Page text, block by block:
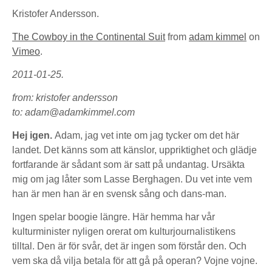
Kristofer Andersson.
The Cowboy in the Continental Suitfrom adam kimmel on
Vimeo.
2011-01-25.
from: kristofer andersson
to: adam@adamkimmel.com
Hej igen. Adam, jag vet inte om jag tycker om det här
landet. Det känns som att känslor, uppriktighet och glädje
fortfarande är sådant som är satt på undantag. Ursäkta
mig om jag låter som Lasse Berghagen. Du vet inte vem
han är men han är en svensk sång och dans-man.
Ingen spelar boogie längre. Här hemma har vår
kulturminister nyligen orerat om kulturjournalistikens
tilltal. Den är för svår, det är ingen som förstår den. Och
vem ska då vilja betala för att gå på operan? Vojne vojne.